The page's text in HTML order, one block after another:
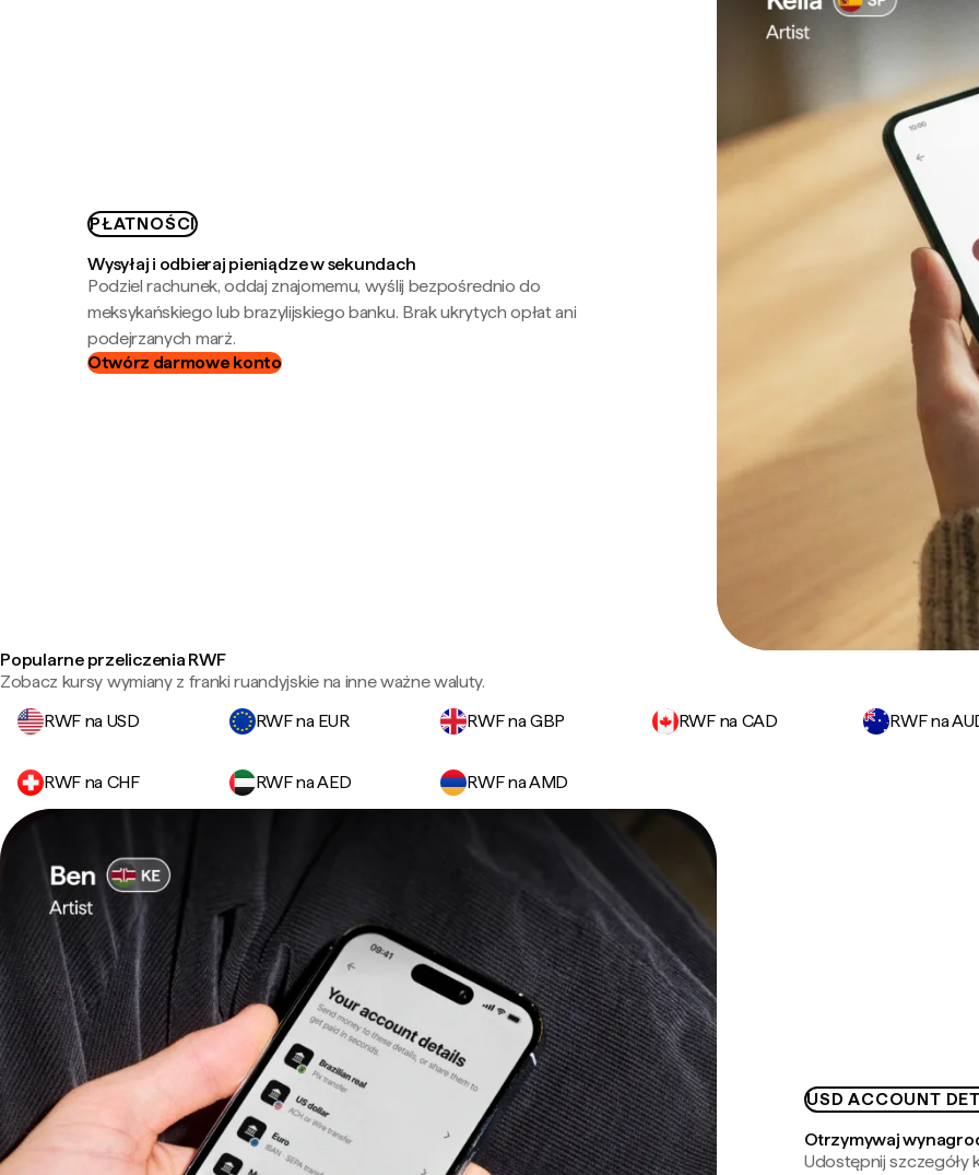
PŁATNOŚCI
Wysyłaj i odbieraj pieniądze w sekundach
Podziel rachunek, oddaj znajomemu, wyślij bezpośrednio do
meksykańskiego lub brazylijskiego banku. Brak ukrytych opłat ani
podejrzanych marż.
Otwórz darmowe konto
Popularne przeliczenia RWF
Zobacz kursy wymiany z franki ruandyjskie na inne ważne waluty.
RWF na USD
RWF na EUR RWF na GBP RWF na CAD RWF na
RWF na CHF RWF na AED RWF na AMD
USD ACCOUNT
Otrzymywaj
Udostępnij szczegóły